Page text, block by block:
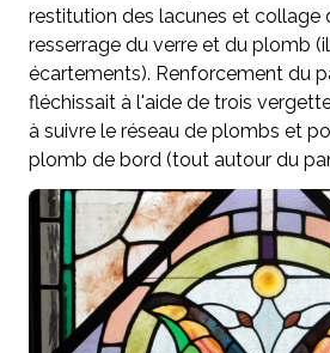
restitution des lacunes et collage
resserrage du verre et du plomb
écartements). Renforcement du
fléchissait à l'aide de trois
à suivre le réseau de plombs et
plomb de bord (tout autour du